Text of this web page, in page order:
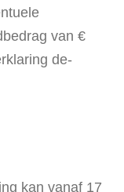
van €
de-
kan vanaf 17